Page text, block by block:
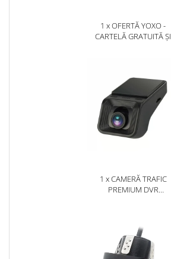
1 x OFERTĂ YOXO -
CARTELĂ GRATUITĂ ȘI
1 x CAMERĂ TRAFIC
PREMIUM DVR
BGCMDVR3